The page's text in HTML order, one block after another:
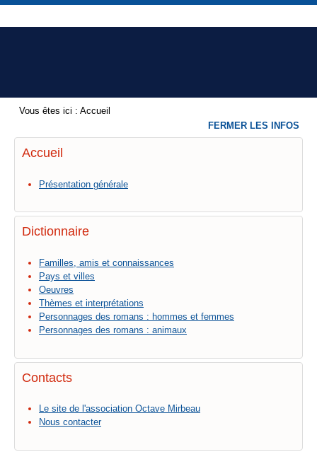
Vous êtes ici : Accueil
Accueil
Présentation générale
Dictionnaire
Familles, amis et connaissances
Pays et villes
Oeuvres
Thèmes et interprétations
Personnages des romans : hommes et femmes
Personnages des romans : animaux
Contacts
Le site de l'association Octave Mirbeau
Nous contacter
FERMER LES INFOS